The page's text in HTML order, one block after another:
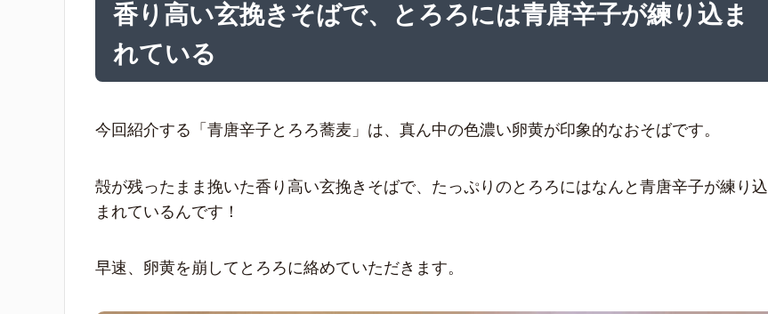
香り高い玄挽きそばで、とろろには青唐辛子が練り込ま
れている
今回紹介する「青唐辛子とろろ蕎麦」は、真ん中の色濃い卵黄が印象的なおそばです。
殻が残ったまま挽いた香り高い玄挽きそばで、たっぷりのとろろにはなんと青唐辛子が練り込
まれているんです！
早速、卵黄を崩してとろろに絡めていただきます。